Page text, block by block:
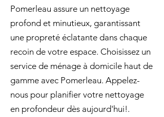
Pomerleau assure un nettoyage
profond et minutieux, garantissant
une propreté éclatante dans chaque
recoin de votre espace. Choisissez un
service de ménage à domicile haut de
gamme avec Pomerleau. Appelez-
nous pour planifier votre nettoyage
en profondeur dès aujourd'hui!.